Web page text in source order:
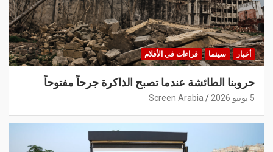
أخبار سينما قراءات في الأفلام
حروبنا الطائشة عندما تصبح الذاكرة جرحاً مفتوحاً
5 يونيو 2026 Screen Arabia